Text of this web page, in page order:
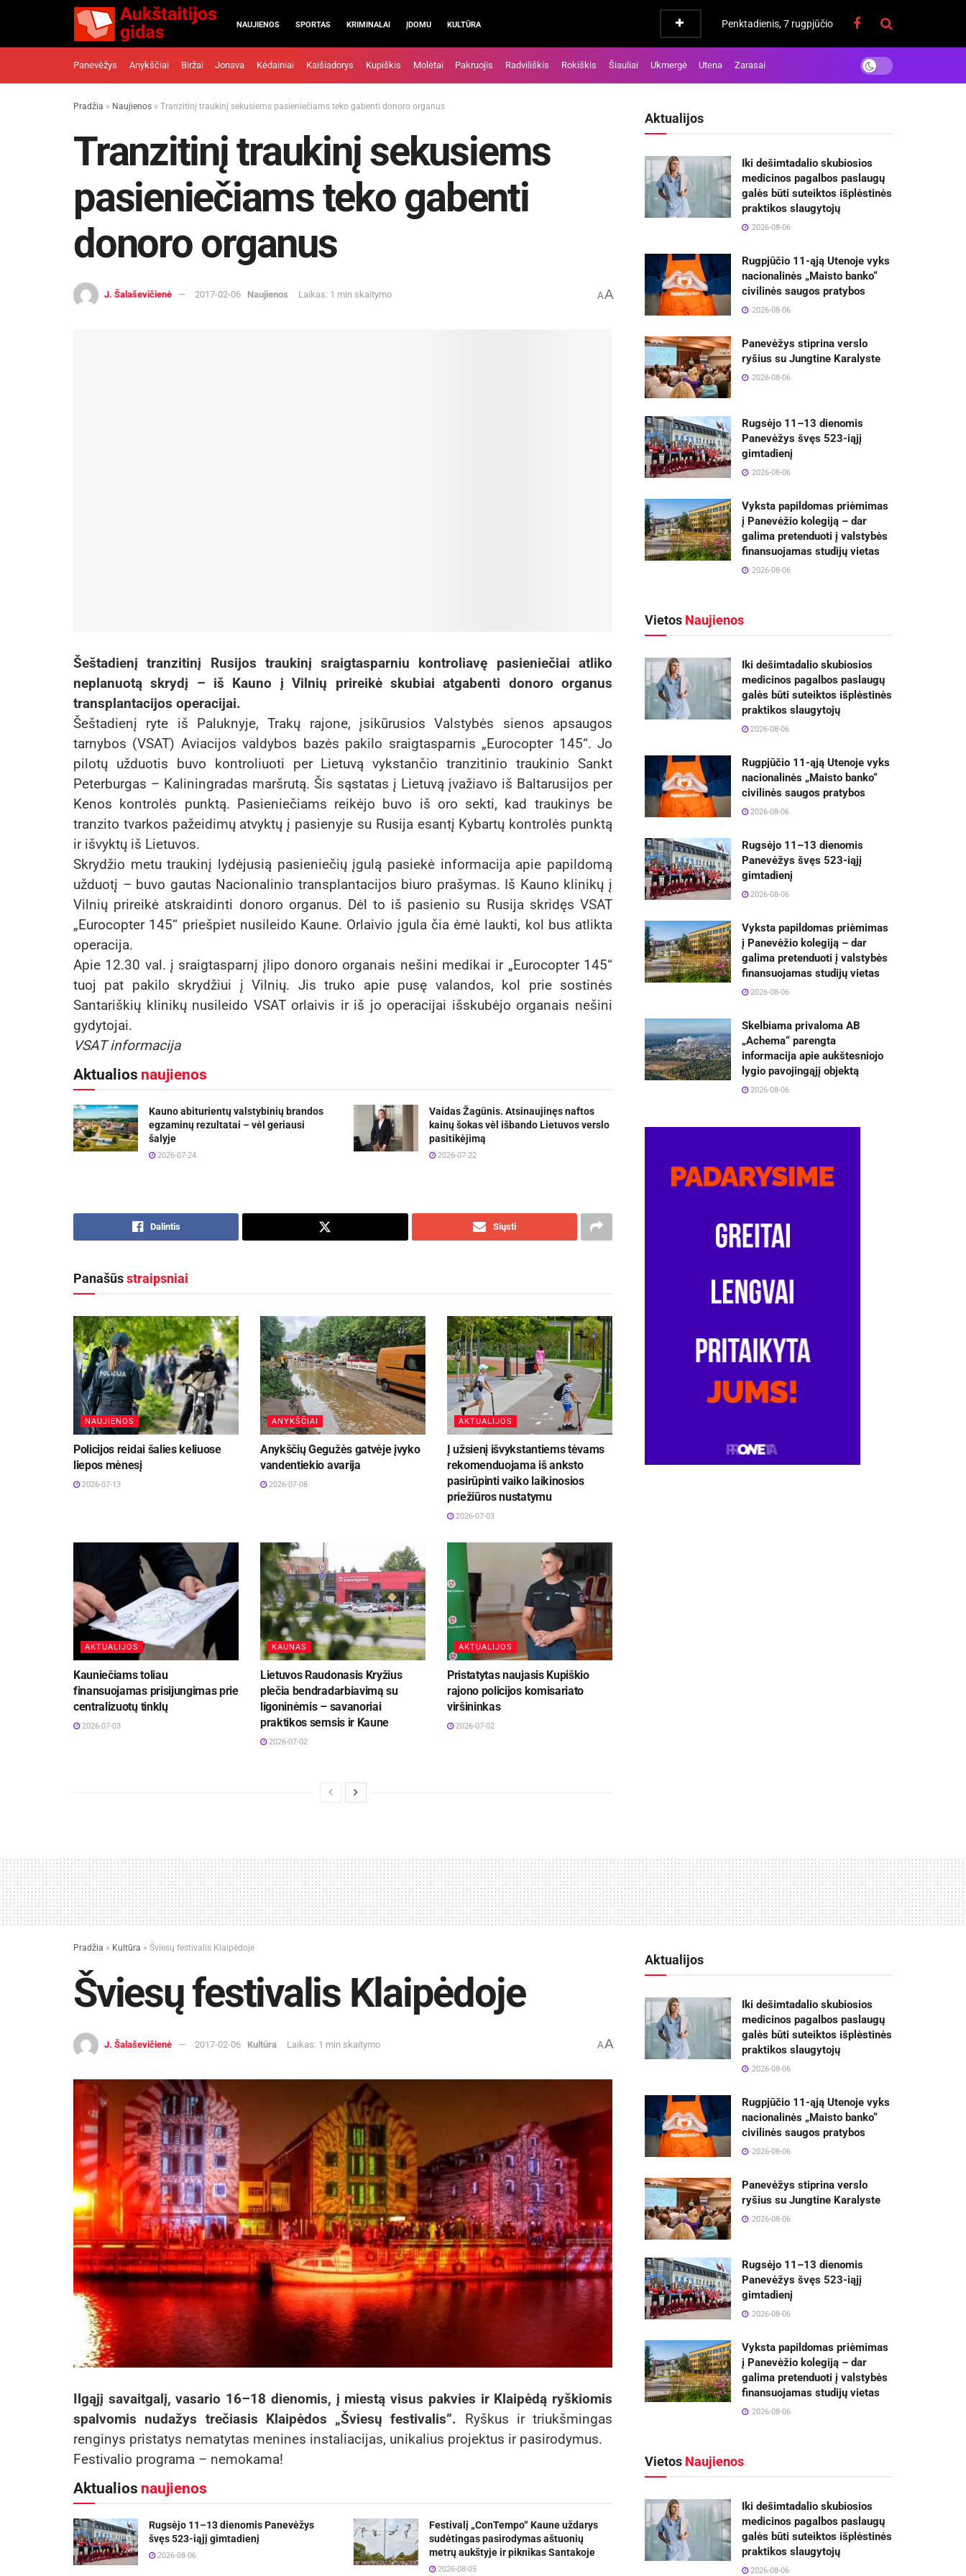
NAUJIENOS SPORTAS KRIMINALAI ĮDOMU KULTŪRA Penktadienis, 7 rugpjūčio
Panevėžys Anykščiai Biržai Jonava Kėdainiai Kaišiadorys Kupiškis Molėtai Pakruojis Radviliškis Rokiškis Šiauliai Ukmergė Utena Zarasai
Pradžia » Naujienos » Tranzitinį traukinį sekusiems pasieniečiams teko gabenti donoro organus
Tranzitinį traukinį sekusiems
pasieniečiams teko gabenti
donoro organus
J. Šalaševičienė 2017-02-06 Naujienos Laikas: 1 min skaitymo AA
Šeštadienį tranzitinį Rusijos traukinį sraigtasparniu kontroliavę pasieniečiai atliko
neplanuotą skrydį – iš Kauno į Vilnių prireikė skubiai atgabenti donoro organus
transplantacijos operacijai.
Šeštadienį ryte iš Paluknyje, Trakų rajone, įsikūrusios Valstybės sienos apsaugos
tarnybos (VSAT) Aviacijos valdybos bazės pakilo sraigtasparnis „Eurocopter 145“. Jo
pilotų užduotis buvo kontroliuoti per Lietuvą vykstančio tranzitinio traukinio Sankt
Peterburgas – Kaliningradas maršrutą. Šis sąstatas į Lietuvą įvažiavo iš Baltarusijos per
Kenos kontrolės punktą. Pasieniečiams reikėjo buvo iš oro sekti, kad traukinys be
tranzito tvarkos pažeidimų atvyktų į pasienyje su Rusija esantį Kybartų kontrolės punktą
ir išvyktų iš Lietuvos.
Skrydžio metu traukinį lydėjusią pasieniečių įgulą pasiekė informacija apie papildomą
užduotį – buvo gautas Nacionalinio transplantacijos biuro prašymas. Iš Kauno klinikų į
Vilnių prireikė atskraidinti donoro organus. Dėl to iš pasienio su Rusija skridęs VSAT
„Eurocopter 145“ priešpiet nusileido Kaune. Orlaivio įgula čia ėmė laukti, kol bus atlikta
operacija.
Apie 12.30 val. į sraigtasparnį įlipo donoro organais nešini medikai ir „Eurocopter 145“
tuoj pat pakilo skrydžiui į Vilnių. Jis truko apie pusę valandos, kol prie sostinės
Santariškių klinikų nusileido VSAT orlaivis ir iš jo operacijai išskubėjo organais nešini
gydytojai.
VSAT informacija
Aktualios naujienos
Kauno abiturientų valstybinių brandos
egzaminų rezultatai – vėl geriausi
šalyje
2026-07-24
Vaidas Žagūnis. Atsinaujinęs naftos
kainų šokas vėl išbando Lietuvos verslo
pasitikėjimą
2026-07-22
Dalintis Siųsti
Panašūsstraipsniai
NAUJIENOS
Policijos reidai šalies keliuose
liepos mėnesį
2026-07-13
ANYKŠČIAI
Anykščių Gegužės gatvėje įvyko
vandentiekio avarija
2026-07-08
AKTUALIJOS
Į užsienį išvykstantiems tėvams
rekomenduojama iš anksto
pasirūpinti vaiko laikinosios
priežiūros nustatymu
2026-07-03
AKTUALIJOS
Kauniečiams toliau
finansuojamas prisijungimas prie
centralizuotų tinklų
2026-07-03
KAUNAS
Lietuvos Raudonasis Kryžius
plečia bendradarbiavimą su
ligoninėmis – savanoriai
praktikos semsis ir Kaune
2026-07-02
AKTUALIJOS
Pristatytas naujasis Kupiškio
rajono policijos komisariato
viršininkas
2026-07-02
Aktualijos
Iki dešimtadalio skubiosios
medicinos pagalbos paslaugų
galės būti suteiktos išplėstinės
praktikos slaugytojų
2026-08-06
Rugpjūčio 11-ąją Utenoje vyks
nacionalinės „Maisto banko“
civilinės saugos pratybos
2026-08-06
Panevėžys stiprina verslo
ryšius su Jungtine Karalyste
2026-08-06
Rugsėjo 11–13 dienomis
Panevėžys švęs 523-iąjį
gimtadienį
2026-08-06
Vyksta papildomas priėmimas
į Panevėžio kolegiją – dar
galima pretenduoti į valstybės
finansuojamas studijų vietas
2026-08-06
Vietos Naujienos
Iki dešimtadalio skubiosios
medicinos pagalbos paslaugų
galės būti suteiktos išplėstinės
praktikos slaugytojų
2026-08-06
Rugpjūčio 11-ąją Utenoje vyks
nacionalinės „Maisto banko“
civilinės saugos pratybos
2026-08-06
Rugsėjo 11–13 dienomis
Panevėžys švęs 523-iąjį
gimtadienį
2026-08-06
Vyksta papildomas priėmimas
į Panevėžio kolegiją – dar
galima pretenduoti į valstybės
finansuojamas studijų vietas
2026-08-06
Skelbiama privaloma AB
„Achema“ parengta
informacija apie aukštesniojo
lygio pavojingąjį objektą
2026-08-06
Pradžia » Kultūra » Šviesų festivalis Klaipėdoje
Šviesų festivalis Klaipėdoje
J. Šalaševičienė 2017-02-06 Kultūra Laikas: 1 min skaitymo AA
Ilgąjį savaitgalį, vasario 16–18 dienomis, į miestą visus pakvies ir Klaipėdą ryškiomis
spalvomis nudažys trečiasis Klaipėdos „Šviesų festivalis”. Ryškus ir triukšmingas
renginys pristatys nematytas menines instaliacijas, unikalius projektus ir pasirodymus.
Festivalio programa – nemokama!
Aktualios naujienos
Rugsėjo 11–13 dienomis Panevėžys
švęs 523-iąjį gimtadienį
2026-08-06
Festivalį „ConTempo“ Kaune uždarys
sudėtingas pasirodymas aštuonių
metrų aukštyje ir piknikas Santakoje
2026-08-05
Aktualijos
Iki dešimtadalio skubiosios
medicinos pagalbos paslaugų
galės būti suteiktos išplėstinės
praktikos slaugytojų
2026-08-06
Rugpjūčio 11-ąją Utenoje vyks
nacionalinės „Maisto banko“
civilinės saugos pratybos
2026-08-06
Panevėžys stiprina verslo
ryšius su Jungtine Karalyste
2026-08-06
Rugsėjo 11–13 dienomis
Panevėžys švęs 523-iąjį
gimtadienį
2026-08-06
Vyksta papildomas priėmimas
į Panevėžio kolegiją – dar
galima pretenduoti į valstybės
finansuojamas studijų vietas
2026-08-06
Vietos Naujienos
Iki dešimtadalio skubiosios
medicinos pagalbos paslaugų
galės būti suteiktos išplėstinės
praktikos slaugytojų
2026-08-06